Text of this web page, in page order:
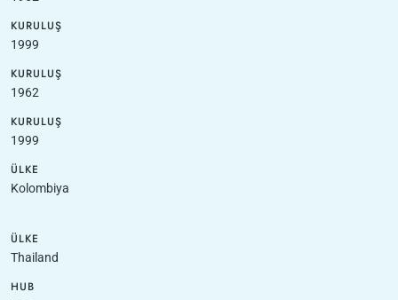
KURULUŞ
1999
KURULUŞ
1962
KURULUŞ
1999
ÜLKE
Kolombiya
ÜLKE
Thailand
HUB